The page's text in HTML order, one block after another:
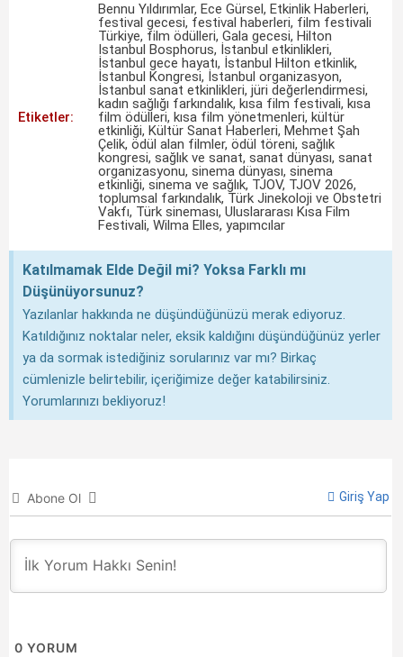
Etiketler:
Bennu Yıldırımlar,Ece Gürsel,Etkinlik Haberleri,
festival gecesi, festival haberleri, film festivali
Türkiye, film ödülleri,Gala gecesi,Hilton
Istanbul Bosphorus, İstanbul etkinlikleri,
İstanbul gece hayatı, İstanbul Hilton etkinlik,
İstanbul Kongresi, İstanbul organizasyon,
İstanbul sanat etkinlikleri,jüri değerlendirmesi,
kadın sağlığı farkındalık,kısa film festivali,kısa
film ödülleri,kısa film yönetmenleri,kültür
etkinliği,Kültür Sanat Haberleri,Mehmet Şah
Çelik,ödül alan filmler,ödül töreni,sağlık
kongresi,sağlık ve sanat,sanat dünyası,sanat
organizasyonu,sinema dünyası,sinema
etkinliği,sinema ve sağlık, TJOV, TJOV 2026,
toplumsal farkındalık, Türk Jinekoloji ve Obstetri
Vakfı, Türk sineması,Uluslararası Kısa Film
Festivali,Wilma Elles,yapımcılar
Katılmamak Elde Değil mi? Yoksa Farklı mı
Düşünüyorsunuz?
Yazılanlar hakkında ne düşündüğünüzü merak ediyoruz.
Katıldığınız noktalar neler, eksik kaldığını düşündüğünüz yerler
ya da sormak istediğiniz sorularınız var mı? Birkaç
cümlenizle belirtebilir, içeriğimize değer katabilirsiniz.
Yorumlarınızı bekliyoruz!
Abone Ol Giriş Yap
0 YORUM